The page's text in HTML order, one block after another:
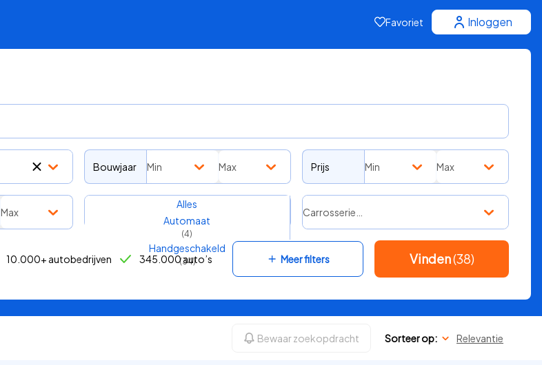
Favoriet Inloggen
Bouwjaar Min Max Prijs Min Max
Max
Transmissie
Alles
Automaat
(4)
Handgeschakeld
(34)
Carrosserie…
Meer filters Vinden(38)
10.000+ autobedrijven 345.000 auto’s
Bewaar zoekopdracht Sorteer op: Relevantie